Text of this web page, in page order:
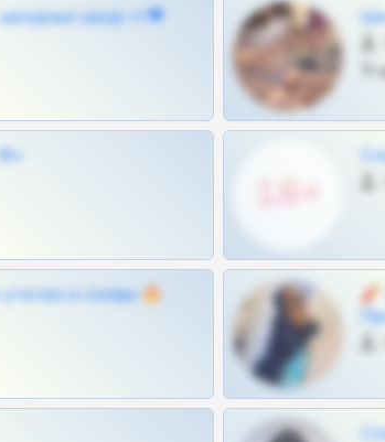
шкур тг❤
и сливы 🔥
🧨